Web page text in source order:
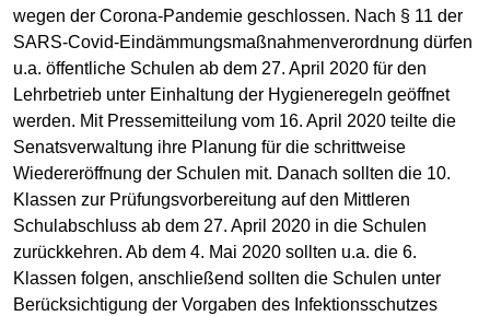
wegen der Corona-Pandemie geschlossen. Nach § 11 der
SARS-Covid-Eindämmungsmaßnahmenverordnung dürfen
u.a. öffentliche Schulen ab dem 27. April 2020 für den
Lehrbetrieb unter Einhaltung der Hygieneregeln geöffnet
werden. Mit Pressemitteilung vom 16. April 2020 teilte die
Senatsverwaltung ihre Planung für die schrittweise
Wiedereröffnung der Schulen mit. Danach sollten die 10.
Klassen zur Prüfungsvorbereitung auf den Mittleren
Schulabschluss ab dem 27. April 2020 in die Schulen
zurückkehren. Ab dem 4. Mai 2020 sollten u.a. die 6.
Klassen folgen, anschließend sollten die Schulen unter
Berücksichtigung der Vorgaben des Infektionsschutzes